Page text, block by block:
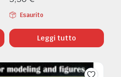
Esaurito
Leggi tutto